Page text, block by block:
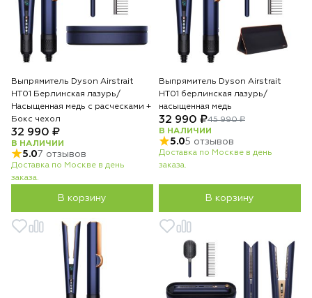
Выпрямитель Dyson Airstrait
HT01 Берлинская лазурь/
Насыщенная медь с расческами +
Бокс чехол
32 990 ₽
В НАЛИЧИИ
5.07 отзывов
Доставка по Москве в день
заказа.
В корзину
Выпрямитель Dyson Airstrait
HT01 берлинская лазурь/
насыщенная медь
32 990 ₽45 990 ₽
В НАЛИЧИИ
5.05 отзывов
Доставка по Москве в день
заказа.
В корзину